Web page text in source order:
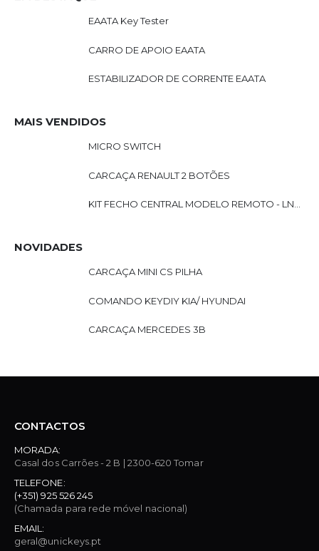
EAATA Key Tester
CARRO DE APOIO EAATA
ESTABILIZADOR DE CORRENTE EAATA
MAIS VENDIDOS
MICRO SWITCH
CARCAÇA RENAULT 2 BOTÕES
NOVIDADES
CARCAÇA MINI CS PILHA
COMANDO KEYDIY KIA/ HYUNDAI
CARCAÇA MERCEDES 3B
CONTACTOS
MORADA:
Casal dos Carrões - 2 B | 2300-620 Tomar
TELEFONE:
(+351) 925 526 245
(Chamada para rede móvel nacional)
EMAIL:
geral@unickeys.pt